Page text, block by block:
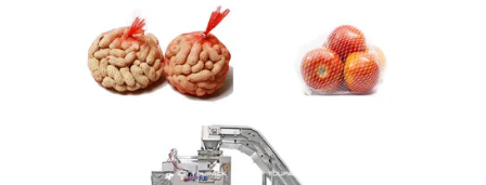
NIEUWS
GEVALLEN